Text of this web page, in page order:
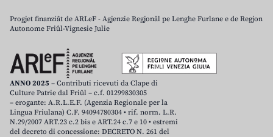
Progjet finanziât de ARLeF - Agjenzie Regjonâl pe Lenghe Furlane e de Regjon
Autonome Friûl-Vignesie Julie
ANNO 2025 – Contributi ricevuti da Clape di
Culture Patrie dal Friûl – c.f. 01299830305
– erogante: A.R.L.E.F. (Agenzia Regionale per la
Lingua Friulana) C.F. 94094780304 • rif. norm. L.R.
N.29/2007 ART.23 c.2 bis e ART.24 c.7 e 10 • estremi
del decreto di concessione: DECRETO N. 261 del